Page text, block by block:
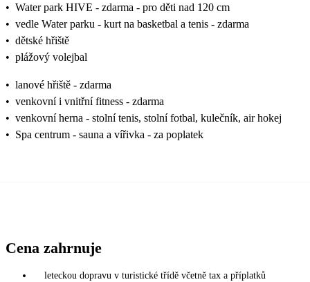
• Water park HIVE - zdarma - pro děti nad 120 cm
• vedle Water parku - kurt na basketbal a tenis - zdarma
• dětské hřiště
• plážový volejbal
• lanové hřiště - zdarma
• venkovní i vnitřní fitness - zdarma
• venkovní herna - stolní tenis, stolní fotbal, kulečník, air hokej
• Spa centrum - sauna a vířivka - za poplatek
Cena zahrnuje
leteckou dopravu v turistické třídě včetně tax a příplatků